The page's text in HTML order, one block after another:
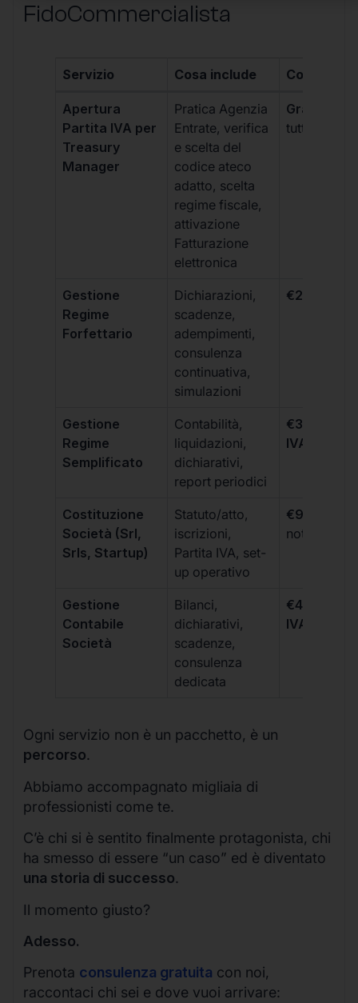
FidoCommercialista
Servizio Cosa include Costo
Apertura
Partita IVA per
Treasury
Manager
Pratica Agenzia
Entrate, verifica
e scelta del
codice ateco
adatto, scelta
regime fiscale,
attivazione
Fatturazione
elettronica
Gratis
tutti i piani)
Gestione
Regime
Forfettario
Dichiarazioni,
scadenze,
adempimenti,
consulenza
continuativa,
simulazioni
€264 +
Gestione
Regime
Semplificato
Contabilità,
liquidazioni,
dichiarativi,
report periodici
€300 +
IVA/
Costituzione
Società (Srl,
Srls, Startup)
Statuto/atto,
iscrizioni,
Partita IVA, set-
up operativo
€99 + IVA
notarili
Gestione
Contabile
Società
Bilanci,
dichiarativi,
scadenze,
consulenza
dedicata
€499 +
IVA/
Ogni servizio non è un pacchetto, è un
percorso.
Abbiamo accompagnato migliaia di
professionisti come te.
C’è chi si è sentito finalmente protagonista, chi
ha smesso di essere “un caso” ed è diventato
una storia di successo.
Il momento giusto?
Adesso.
Prenota consulenza gratuita con noi,
raccontaci chi sei e dove vuoi arrivare: